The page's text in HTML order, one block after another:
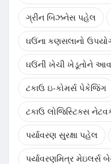
ગ્રીન બિઝનેસ પહેલ
ઘઉંના કણસલાનો
ઘઉંની ખેચી ખેડૂતોને
ટકાઉ ઇ-કોમર્સ પેકેજિંગ
ટકાઉ લોજિસ્ટિક્સ
પર્યાવરણ સુરક્ષા પહેલ
પર્યાવરણમિત્ર મેઇલર્સ